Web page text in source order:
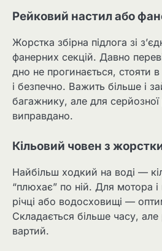
Рейковий настил або
Жорстка збірна підлога зі
фанерних секцій. Давно
дно не прогинається, стояти
і безпечно. Важить більше і
багажнику, але для
виправдано.
Кільовий човен з
Найбільш ходкий на воді —
“плюхає” по ній. Для мотора і
річці або водосховищі —
Складається більше часу, але
вартий.